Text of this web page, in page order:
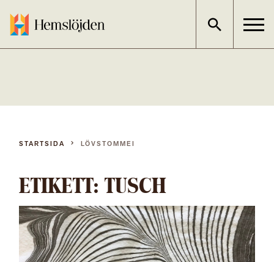
innehållet
STARTSIDA LÖVSTOMMEI
ETIKETT: TUSCH